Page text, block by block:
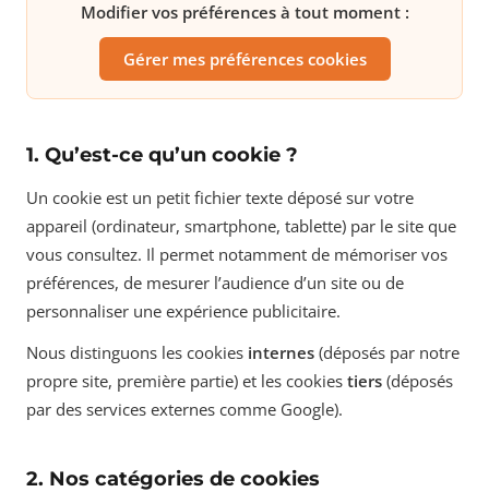
Modifier vos préférences à tout moment :
Gérer mes préférences cookies
1. Qu’est-ce qu’un cookie ?
Un cookie est un petit fichier texte déposé sur votre
appareil (ordinateur, smartphone, tablette) par le site que
vous consultez. Il permet notamment de mémoriser vos
préférences, de mesurer l’audience d’un site ou de
personnaliser une expérience publicitaire.
Nous distinguons les cookies internes (déposés par notre
propre site, première partie) et les cookies tiers (déposés
par des services externes comme Google).
2. Nos catégories de cookies